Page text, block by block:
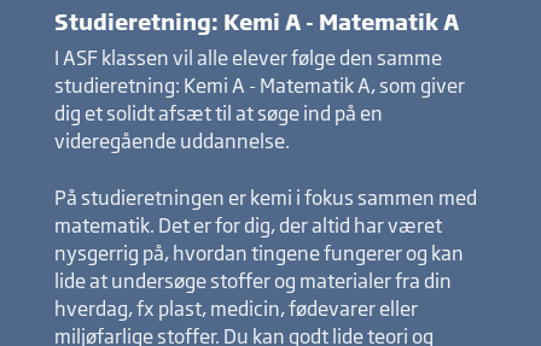
Studieretning: Kemi A - Matematik A
I ASF klassen vil alle elever følge den samme
studieretning: Kemi A - Matematik A, som giver
dig et solidt afsæt til at søge ind på en
videregående uddannelse.
På studieretningen er kemi i fokus sammen med
matematik. Det er for dig, der altid har været
nysgerrig på, hvordan tingene fungerer og kan
lide at undersøge stoffer og materialer fra din
hverdag, fx plast, medicin, fødevarer eller
miljøfarlige stoffer. Du kan godt lide teori og